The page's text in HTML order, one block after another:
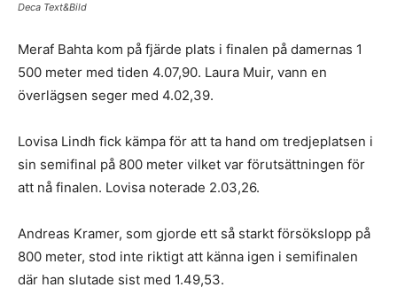
Deca Text&Bild
Meraf Bahta kom på fjärde plats i finalen på damernas 1
500 meter med tiden 4.07,90. Laura Muir, vann en
överlägsen seger med 4.02,39.
Lovisa Lindh fick kämpa för att ta hand om tredjeplatsen i
sin semifinal på 800 meter vilket var förutsättningen för
att nå finalen. Lovisa noterade 2.03,26.
Andreas Kramer, som gjorde ett så starkt försökslopp på
800 meter, stod inte riktigt att känna igen i semifinalen
där han slutade sist med 1.49,53.